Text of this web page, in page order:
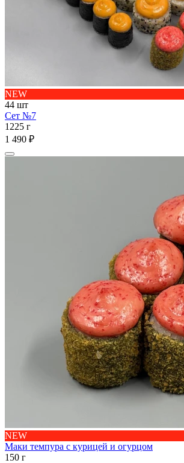
NEW
44 шт
Сет №7
1225 г
1 490 ₽
NEW
Маки темпура с курицей и огурцом
150 г